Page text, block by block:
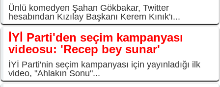
Ünlü komedyen Şahan Gökbakar, Twitter
hesabından Kızılay Başkanı Kerem Kınık'ı...
İYİ Parti'den seçim kampanyası
videosu: 'Recep bey sunar'
İYİ Parti'nin seçim kampanyası için yayınladığı ilk
video, "Ahlakın Sonu"...